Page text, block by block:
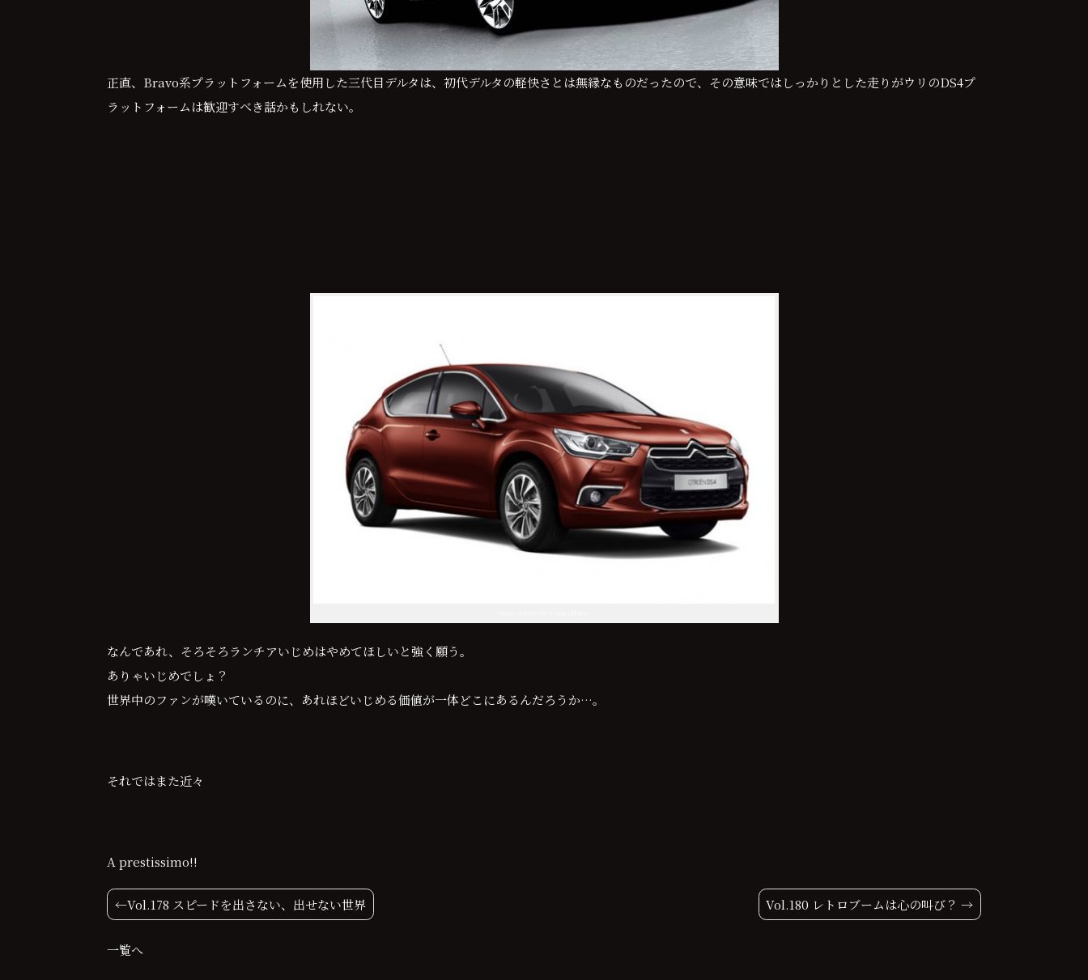
正直、Bravo系プラットフォームを使用した三代目デルタは、初代デルタの軽快さとは無縁なものだったので、その意味ではしっかりとした走りがウリのDS4プ
ラットフォームは歓迎すべき話かもしれない。
なんであれ、そろそろランチアいじめはやめてほしいと強く願う。
ありゃいじめでしょ？
世界中のファンが嘆いているのに、あれほどいじめる価値が一体どこにあるんだろうか…。
それではまた近々
A prestissimo!!
投
稿
Vol.178 スピードを出さない、出せない世界 Vol.180 レトロブームは心の叫び？
一覧へ